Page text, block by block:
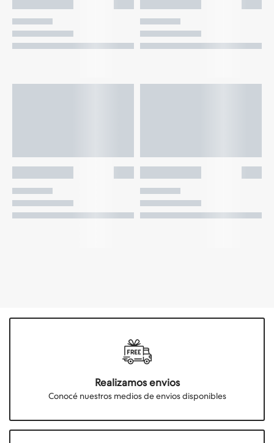
Realizamos envios
Conocé nuestros medios de envios disponibles